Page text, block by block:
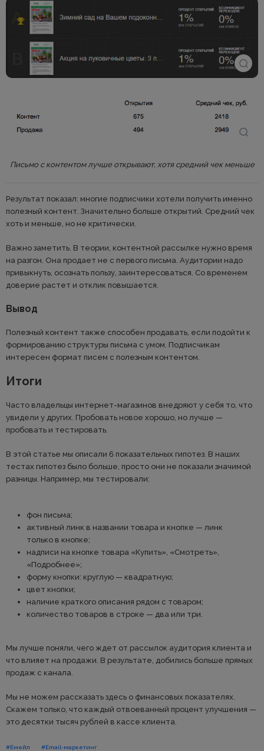
Письмо с контентом лучше открывают, хотя средний чек меньше
Результат показал: многие подписчики хотели получить именно
полезный контент. Значительно больше открытий. Средний чек
хоть и меньше, но не критически.
Важно заметить. В теории, контентной рассылке нужно время
на разгон. Она продает не с первого письма. Аудитории надо
привыкнуть, осознать пользу, заинтересоваться. Со временем
доверие растет и отклик повышается.
Вывод
Полезный контент также способен продавать, если подойти к
формированию структуры письма с умом. Подписчикам
интересен формат писем с полезным контентом.
Итоги
Часто владельцы интернет-магазинов внедряют у себя то, что
увидели у других. Пробовать новое хорошо, но лучше —
пробовать и тестировать.
В этой статье мы описали 6 показательных гипотез. В наших
тестах гипотез было больше, просто они не показали значимой
разницы. Например, мы тестировали:
фон письма;
активный линк в названии товара и кнопке — линк
только в кнопке;
надписи на кнопке товара «Купить», «Смотреть»,
«Подробнее»;
форму кнопки: круглую — квадратную;
цвет кнопки;
наличие краткого описания рядом с товаром;
количество товаров в строке — два или три.
Мы лучше поняли, чего ждет от рассылок аудитория клиента и
что влияет на продажи. В результате, добились больше прямых
продаж с канала.
Мы не можем рассказать здесь о финансовых показателях.
Скажем только, что каждый отвоеванный процент улучшения —
это десятки тысяч рублей в кассе клиента.
#Емейл #Email-маркетинг